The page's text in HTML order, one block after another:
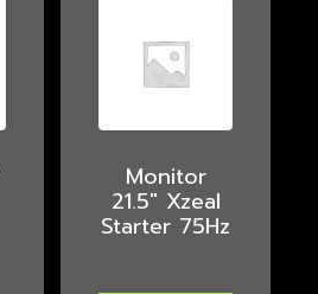
Monitor
21.5″ Xzeal
Starter 75Hz